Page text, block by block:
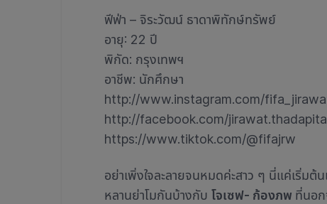
ฟีฟ่า – จิระวัฒน์ ธาดาพิทักษ์ทรัพย์
อายุ: 22 ปี
พิกัด: กรุงเทพฯ
อาชีพ: นักศึกษา
http://www.instagram.com/
http://facebook.com/
https://www.tiktok.com/@fifajrw
อย่าเพิ่งใจละลายจนหมดค่ะสาว ๆ นี่แค่เริ่ม
หลานย่าโมกันบ้างกับ โจเซฟ- ก้องภพ ที่นอก